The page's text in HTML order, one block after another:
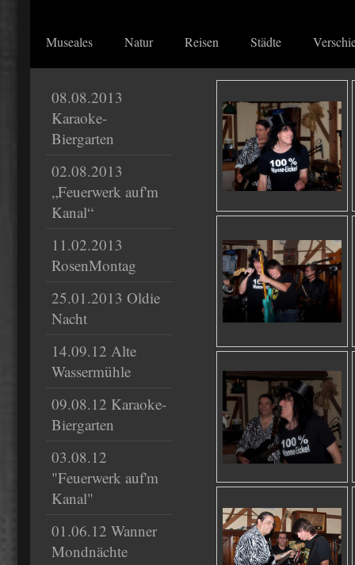
Museales Natur Reisen Städte
08.08.2013
Karaoke-
Biergarten
02.08.2013
„Feuerwerk auf'm
Kanal“
11.02.2013
RosenMontag
25.01.2013 Oldie
Nacht
14.09.12 Alte
Wassermühle
09.08.12 Karaoke-
Biergarten
03.08.12
"Feuerwerk auf'm
Kanal"
01.06.12 Wanner
Mondnächte